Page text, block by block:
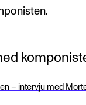
– intervju med